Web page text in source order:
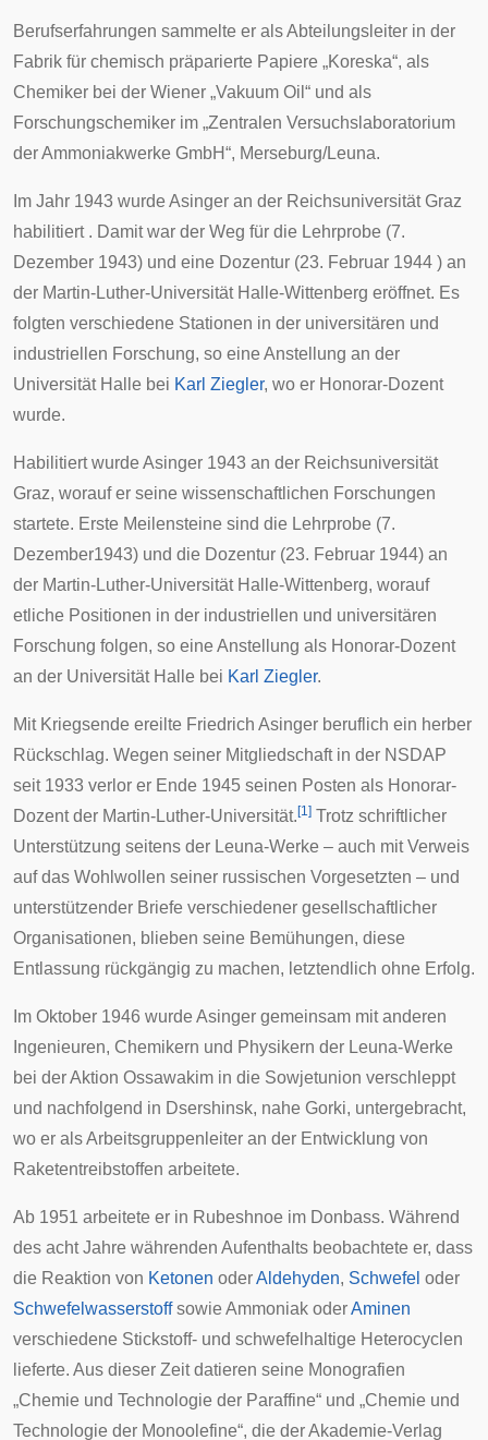
Berufserfahrungen sammelte er als Abteilungsleiter in der
Fabrik für chemisch präparierte Papiere „Koreska“, als
Chemiker bei der Wiener „Vakuum Oil“ und als
Forschungschemiker im „Zentralen Versuchslaboratorium
der Ammoniakwerke GmbH“, Merseburg/Leuna.
Im Jahr 1943 wurde Asinger an der Reichsuniversität Graz
habilitiert. Damit war der Weg für die Lehrprobe (7.
Dezember 1943) und eine Dozentur (23. Februar 1944 ) an
der Martin-Luther-Universität Halle-Wittenberg eröffnet. Es
folgten verschiedene Stationen in der universitären und
industriellen Forschung, so eine Anstellung an der
Universität Halle bei Karl Ziegler, wo er Honorar-Dozent
wurde.
Habilitiert wurde Asinger 1943 an der Reichsuniversität
Graz, worauf er seine wissenschaftlichen Forschungen
startete. Erste Meilensteine sind die Lehrprobe (7.
Dezember1943) und die Dozentur (23. Februar 1944) an
der Martin-Luther-Universität Halle-Wittenberg, worauf
etliche Positionen in der industriellen und universitären
Forschung folgen, so eine Anstellung als Honorar-Dozent
an der Universität Halle bei Karl Ziegler.
Mit Kriegsende ereilte Friedrich Asinger beruflich ein herber
Rückschlag. Wegen seiner Mitgliedschaft in der NSDAP
seit 1933 verlor er Ende 1945 seinen Posten als Honorar-
Dozent der Martin-Luther-Universität. [1] Trotz schriftlicher
Unterstützung seitens der Leuna-Werke – auch mit Verweis
auf das Wohlwollen seiner russischen Vorgesetzten – und
unterstützender Briefe verschiedener gesellschaftlicher
Organisationen, blieben seine Bemühungen, diese
Entlassung rückgängig zu machen, letztendlich ohne Erfolg.
Im Oktober 1946 wurde Asinger gemeinsam mit anderen
Ingenieuren, Chemikern und Physikern der Leuna-Werke
bei derAktion Ossawakim in die Sowjetunion verschleppt
und nachfolgend in Dsershinsk, nahe Gorki, untergebracht,
wo er als Arbeitsgruppenleiter an der Entwicklung von
Raketentreibstoffen arbeitete.
Ab 1951 arbeitete er in Rubeshnoe im Donbass. Während
des acht Jahre währenden Aufenthalts beobachtete er, dass
die Reaktion von Ketonen oderAldehyden, Schwefel oder
Schwefelwasserstoffsowie Ammoniak oderAminen
verschiedene Stickstoff- und schwefelhaltige Heterocyclen
lieferte. Aus dieser Zeit datieren seine Monografien
„Chemie und Technologie der Paraffine“ und „Chemie und
Technologie der Monoolefine“, die derAkademie-Verlag